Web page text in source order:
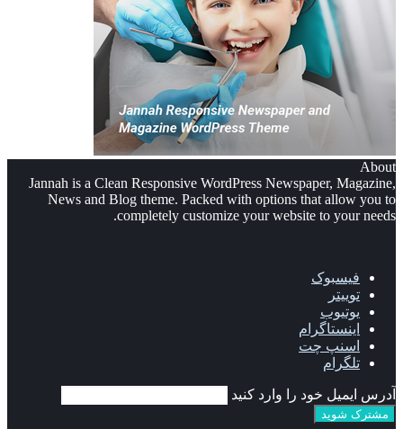
About
Jannah is a Clean Responsive WordPress Newspaper, Magazine,
News and Blog theme. Packed with options that allow you to
completely customize your website to your needs.
فیسبوک
توییتر
یوتیوب
اینستاگرام
اسنپ چت
تلگرام
آدرس ایمیل خود را وارد کنید